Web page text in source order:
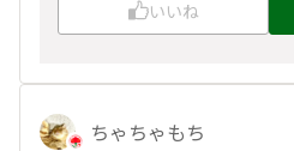
いいね
ちゃちゃもち